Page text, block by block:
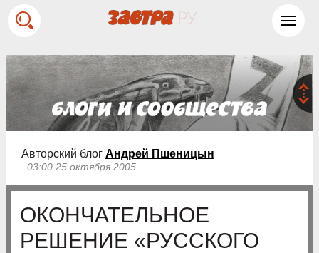
Авторский блог Андрей Пшеницын
03:00 25 октября 2005
ОКОНЧАТЕЛЬНОЕ
РЕШЕНИЕ «РУССКОГО